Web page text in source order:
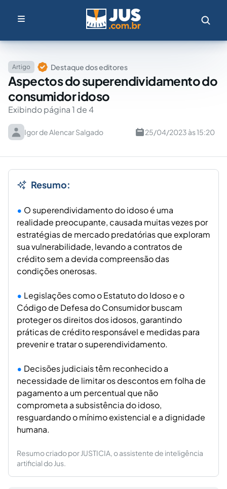
Artigo Destaque dos editores
Aspectos do superendividamento do
consumidor idoso
Exibindo página 1 de 4
Igor de Alencar Salgado 25/04/2023 às 15:20
Resumo:
O superendividamento do idoso é uma
realidade preocupante, causada muitas vezes por
estratégias de mercado predatórias que exploram
sua vulnerabilidade, levando a contratos de
crédito sem a devida compreensão das
condições onerosas.
Legislações como o Estatuto do Idoso e o
Código de Defesa do Consumidor buscam
proteger os direitos dos idosos, garantindo
práticas de crédito responsável e medidas para
prevenir e tratar o superendividamento.
Decisões judiciais têm reconhecido a
necessidade de limitar os descontos em folha de
pagamento a um percentual que não
comprometa a subsistência do idoso,
resguardando o mínimo existencial e a dignidade
humana.
Resumo criado por JUSTICIA, o assistente de inteligência
artificial do Jus.